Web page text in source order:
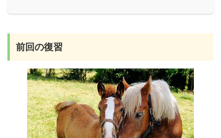
前回の復習